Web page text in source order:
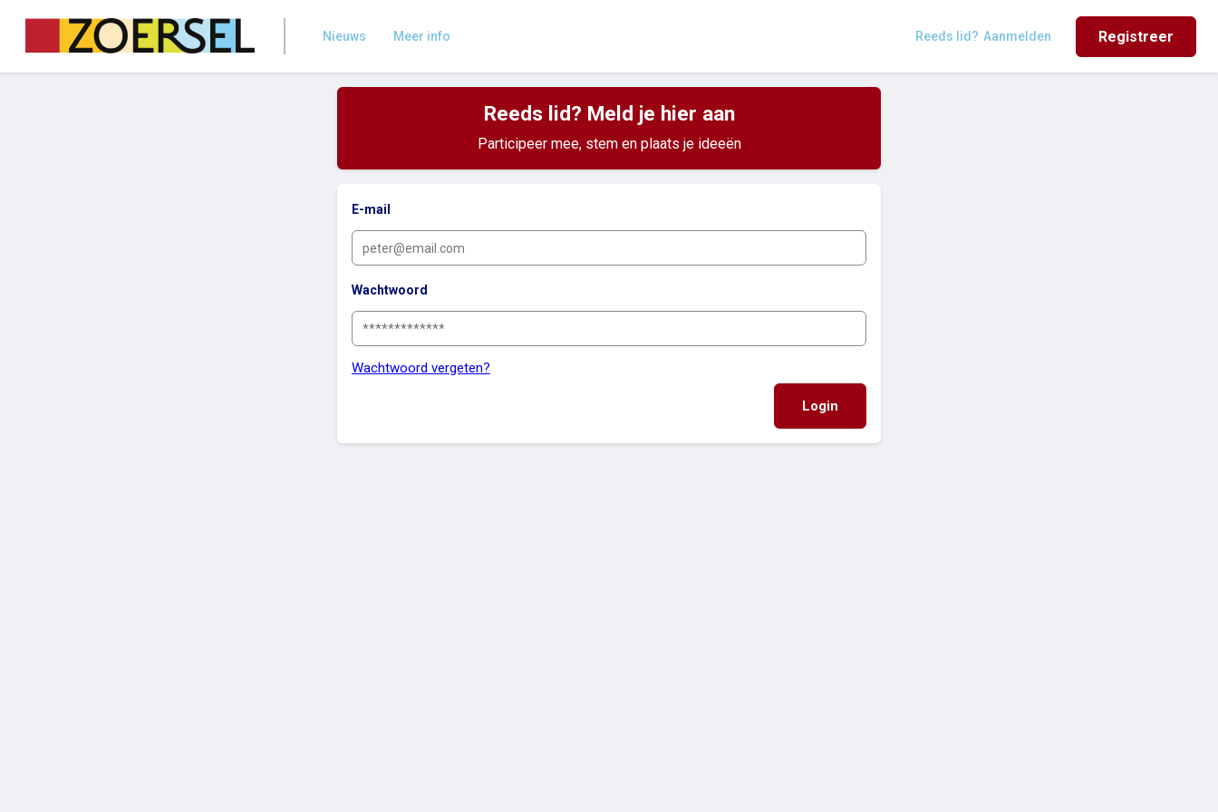
Nieuws Meer info Reeds lid? Aanmelden Registreer
Reeds lid? Meld je hier aan
Participeer mee, stem en plaats je ideeën
E-mail
Wachtwoord
Wachtwoord vergeten?
Login